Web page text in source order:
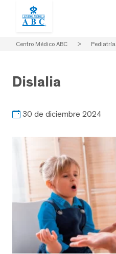
Centro Médico ABC > Pediatría
Dislalia
30 de diciembre 2024